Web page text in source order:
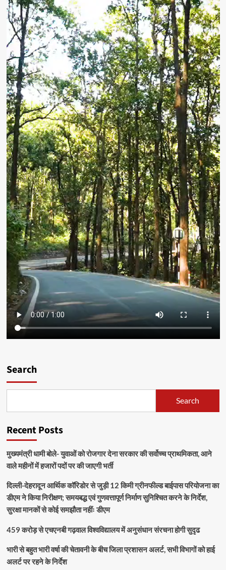
Search
Search
Recent Posts
मुख्यमंत्री धामी बोले- युवाओं को रोजगार देना सरकार की सर्वोच्च प्राथमिकता, आने
वाले महीनों में हजारों पदों पर की जाएगी भर्ती
दिल्ली-देहरादून आर्थिक कॉरिडोर से जुड़ी 12 किमी ग्रीनफील्ड बाईपास परियोजना का
डीएम ने किया निरीक्षण; समयबद्ध एवं गुणवत्तापूर्ण निर्माण सुनिश्चित करने के निर्देश,
सुरक्षा मानकों से कोई समझौता नहींः डीएम
459 करोड़ से एचएनबी गढ़वाल विश्वविद्यालय में अनुसंधान संरचना होगी सुदृढ
भारी से बहुत भारी वर्षा की चेतावनी के बीच जिला प्रशासन अलर्ट, सभी विभागों को हाई
अलर्ट पर रहने के निर्देश